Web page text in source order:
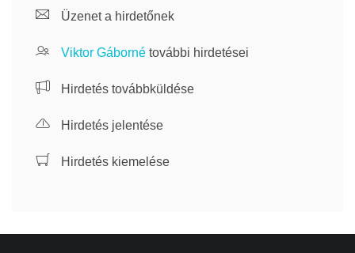
Üzenet a hirdetőnek
Viktor Gáborné további hirdetései
Hirdetés továbbküldése
Hirdetés jelentése
Hirdetés kiemelése